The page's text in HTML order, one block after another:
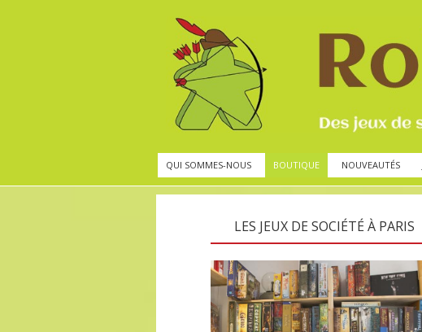
QUI SOMMES-NOUS BOUTIQUE NOUVEAUTÉS
LES JEUX DE SOCIÉTÉ À PARIS